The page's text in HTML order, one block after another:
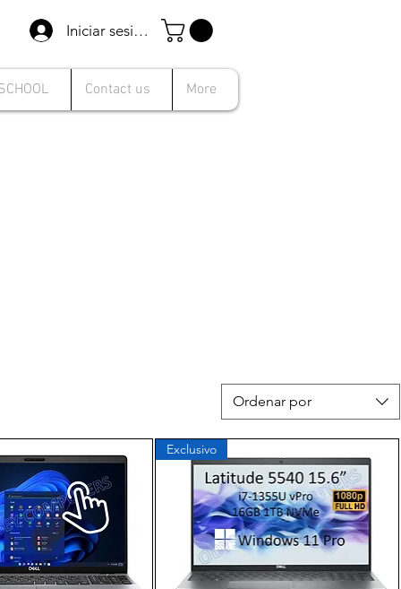
Iniciar sesión
Contact us More
Ordenar por
Exclusivo